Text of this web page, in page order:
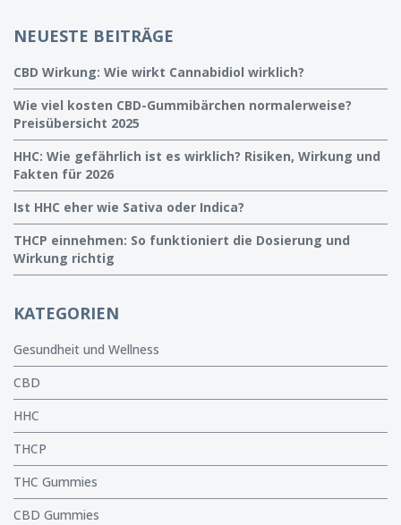
NEUESTE BEITRÄGE
CBD Wirkung: Wie wirkt Cannabidiol wirklich?
Wie viel kosten CBD-Gummibärchen normalerweise?
Preisübersicht 2025
HHC: Wie gefährlich ist es wirklich? Risiken, Wirkung und
Fakten für 2026
Ist HHC eher wie Sativa oder Indica?
THCP einnehmen: So funktioniert die Dosierung und
Wirkung richtig
KATEGORIEN
Gesundheit und Wellness
CBD
HHC
THCP
THC Gummies
CBD Gummies